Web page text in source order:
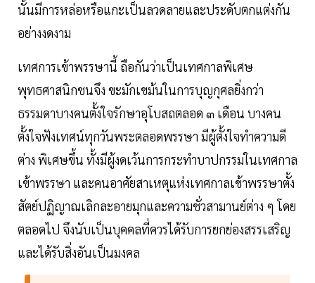
นั้นมีการหล่อหรือแกะเป็นลวดลายและประดับตกแต่งกัน
อย่างงดงาม
เทศการเข้าพรรษานี้ ถือกันว่าเป็นเทศกาลพิเศษ
พุทธศาสนิกชนจึง ขะมักเขม้นในการบุญกุศลยิ่งกว่า
ธรรมดาบางคนตั้งใจรักษาอุโบสถตลอด ๓ เดือน บางคน
ตั้งใจฟังเทศน์ทุกวันพระตลอดพรรษา มีผู้ตั้งใจทำความดี
ต่าง พิเศษขึ้น ทั้งมีผู้งดเว้นการกระทำบาปกรรมในเทศกาล
เข้าพรรษา และคนอาศัยสาเหตุแห่งเทศกาลเข้าพรรษาตั้ง
สัตย์ปฏิญาณเลิกละอายมุกและความชั่วสามานย์ต่าง ๆ โดย
ตลอดไป จึงนับเป็นบุคคลที่ควรได้รับการยกย่องสรรเสริญ
และได้รับสิ่งอันเป็นมงคล